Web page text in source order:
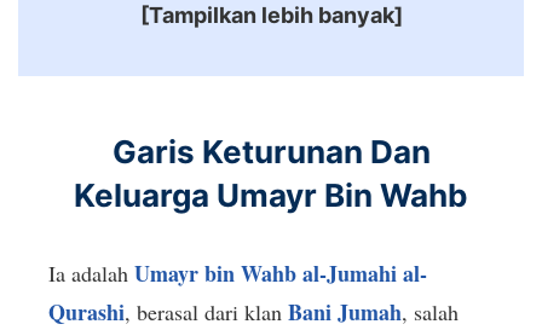
[Tampilkan lebih banyak]
Garis Keturunan Dan
Keluarga Umayr Bin Wahb
Ia adalah Umayr bin Wahb al-Jumahi al-
Qurashi, berasal dari klan Bani Jumah, salah